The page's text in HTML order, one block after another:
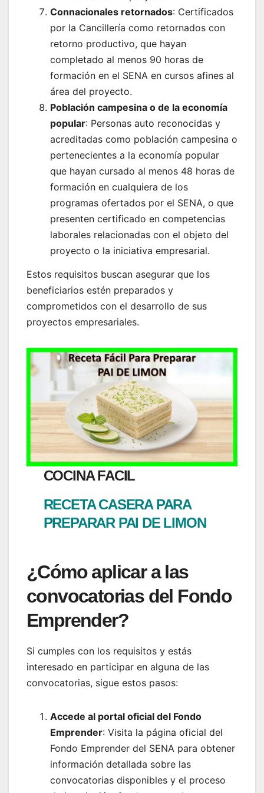
Connacionales retornados: Certificados
por la Cancillería como retornados con
retorno productivo, que hayan
completado al menos 90 horas de
formación en el SENA en cursos afines al
área del proyecto.
Población campesina o de la economía
popular: Personas auto reconocidas y
acreditadas como población campesina o
pertenecientes a la economía popular
que hayan cursado al menos 48 horas de
formación en cualquiera de los
programas ofertados por el SENA, o que
presenten certificado en competencias
laborales relacionadas con el objeto del
proyecto o la iniciativa empresarial.
Estos requisitos buscan asegurar que los
beneficiarios estén preparados y
comprometidos con el desarrollo de sus
proyectos empresariales.
COCINA FACIL
RECETA CASERA PARA
PREPARAR PAI DE LIMON
¿Cómo aplicar a las
convocatorias del Fondo
Emprender?
Si cumples con los requisitos y estás
interesado en participar en alguna de las
convocatorias, sigue estos pasos:
Accede al portal oficial del Fondo
Emprender: Visita la página oficial del
Fondo Emprender del SENA para obtener
información detallada sobre las
convocatorias disponibles y el proceso